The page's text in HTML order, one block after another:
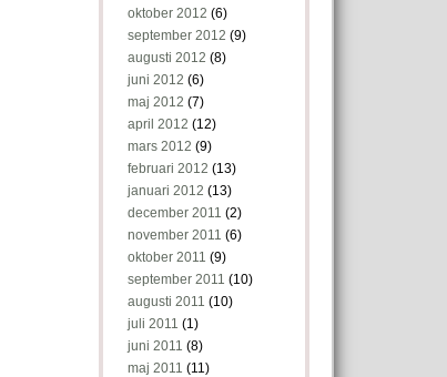
oktober 2012 (6)
september 2012 (9)
augusti 2012 (8)
juni 2012 (6)
maj 2012 (7)
april 2012 (12)
mars 2012 (9)
februari 2012 (13)
januari 2012 (13)
december 2011 (2)
november 2011 (6)
oktober 2011 (9)
september 2011 (10)
augusti 2011 (10)
juli 2011 (1)
juni 2011 (8)
maj 2011 (11)